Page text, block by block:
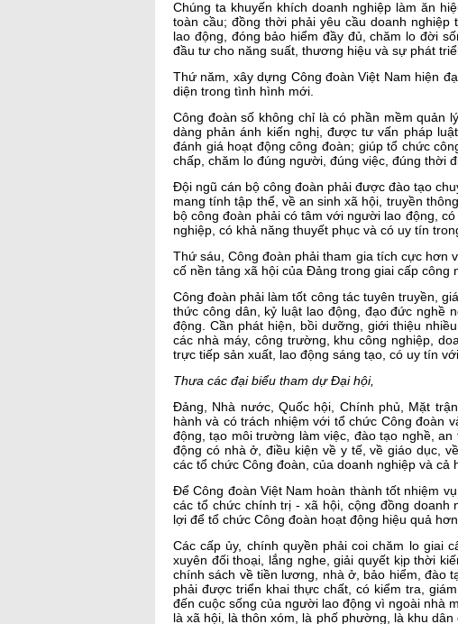
Chúng ta khuyến khích doanh nghiệp làm ăn
toàn cầu; đồng thời phải yêu cầu doanh
lao động, đóng bảo hiểm đầy đủ, chăm lo đời
đầu tư cho năng suất, thương hiệu và sự phát
Thứ năm, xây dựng Công đoàn Việt Nam hiện
diện trong tình hình mới.
Công đoàn số không chỉ là có phần mềm quản
dàng phản ánh kiến nghị, được tư vấn pháp
đánh giá hoạt động công đoàn; giúp tổ chức
chấp, chăm lo đúng người, đúng việc, đúng thời
Đội ngũ cán bộ công đoàn phải được đào tạo
mang tính tập thể, về an sinh xã hội, truyền
bộ công đoàn phải có tâm với người lao động,
nghiệp, có khả năng thuyết phục và có uy tín
Thứ sáu, Công đoàn phải tham gia tích cực hơn
cố nền tảng xã hội của Đảng trong giai cấp công
Công đoàn phải làm tốt công tác tuyên truyền,
thức công dân, kỷ luật lao động, đạo đức nghề
động. Cần phát hiện, bồi dưỡng, giới thiệu
các nhà máy, công trường, khu công nghiệp,
trực tiếp sản xuất, lao động sáng tạo, có uy tín
Thưa các đại biểu tham dự Đại hội,
Đảng, Nhà nước, Quốc hội, Chính phủ, Mặt
hành và có trách nhiệm với tổ chức Công đoàn
động, tạo môi trường làm việc, đào tạo nghề,
động có nhà ở, điều kiện về y tế, về giáo dục,
các tổ chức Công đoàn, của doanh nghiệp và cả
Để Công đoàn Việt Nam hoàn thành tốt nhiệm
các tổ chức chính trị - xã hội, cộng đồng doanh
lợi để tổ chức Công đoàn hoạt động hiệu quả hơn.
Các cấp ủy, chính quyền phải coi chăm lo giai
xuyên đối thoại, lắng nghe, giải quyết kịp thời
chính sách về tiền lương, nhà ở, bảo hiểm, đào
phải được triển khai thực chất, có kiểm tra,
đến cuộc sống của người lao động vì ngoài nhà
là xã hội, là thôn xóm, là phố phường, là khu